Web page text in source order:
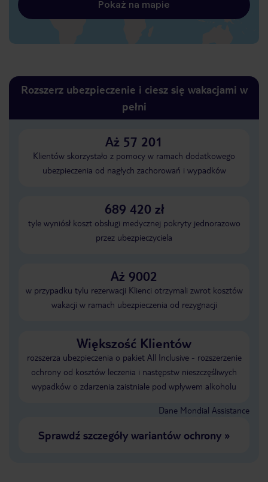
Pokaż na mapie
Rozszerz ubezpieczenie i ciesz się wakacjami w
pełni
Aż 57 201
Klientów skorzystało z pomocy w ramach dodatkowego
ubezpieczenia od nagłych zachorowań i wypadków
689 420 zł
tyle wyniósł koszt obsługi medycznej pokryty jednorazowo
przez ubezpieczyciela
Aż 9002
w przypadku tylu rezerwacji Klienci otrzymali zwrot kosztów
wakacji w ramach ubezpieczenia od rezygnacji
Większość Klientów
rozszerza ubezpieczenia o pakiet All Inclusive - rozszerzenie
ochrony od kosztów leczenia i następstw nieszczęśliwych
wypadków o zdarzenia zaistniałe pod wpływem alkoholu
Dane Mondial Assistance
Sprawdź szczegóły wariantów ochrony»